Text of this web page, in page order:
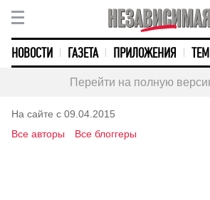
НОВОСТИ ГАЗЕТА ПРИЛОЖЕНИЯ
Перейти на полную
На сайте с 09.04.2015
Все авторы
Все блоггеры